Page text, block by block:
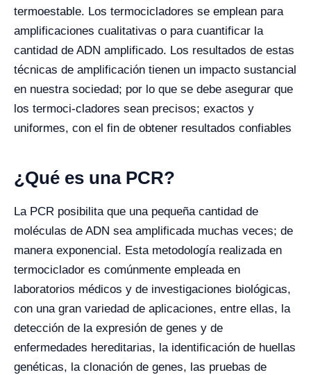
termoestable. Los termocicladores se emplean para
amplificaciones cualitativas o para cuantificar la
cantidad de ADN amplificado. Los resultados de estas
técnicas de amplificación tienen un impacto sustancial
en nuestra sociedad; por lo que se debe asegurar que
los termoci-cladores sean precisos; exactos y
uniformes, con el fin de obtener resultados confiables
¿Qué es una PCR?
La PCR posibilita que una pequeña cantidad de
moléculas de ADN sea amplificada muchas veces; de
manera exponencial. Esta metodología realizada en
termociclador es comúnmente empleada en
laboratorios médicos y de investigaciones biológicas,
con una gran variedad de aplicaciones, entre ellas, la
detección de la expresión de genes y de
enfermedades hereditarias, la identificación de huellas
genéticas, la clonación de genes, las pruebas de